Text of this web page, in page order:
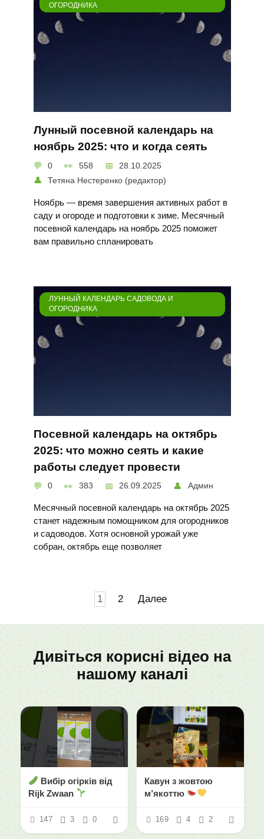
ОГОРОДНИКА
Лунный посевной календарь на
ноябрь 2025: что и когда сеять
0 558
28.10.2025
Тетяна Нестеренко (редактор)
Ноябрь — время завершения активных работ в
саду и огороде и подготовки к зиме. Месячный
посевной календарь на ноябрь 2025 поможет
вам правильно спланировать
ЛУННЫЙ КАЛЕНДАРЬ САДОВОДА И
ОГОРОДНИКА
Посевной календарь на октябрь
2025: что можно сеять и какие
работы следует провести
0 383 26.09.2025 Админ
Месячный посевной календарь на октябрь 2025
станет надежным помощником для огородников
и садоводов. Хотя основной урожай уже
собран, октябрь еще позволяет
1 2 Далее
Дивіться корисні відео на
нашому каналі
Вибір огірків від
Rijk Zwaan
147 3 0
Кавун з жовтою
м’якоттю
169 4 2